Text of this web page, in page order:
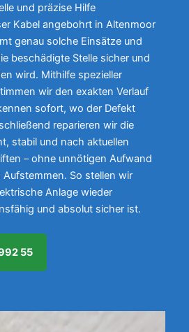
und präzise Hilfe
Kabel angebohrt in Altenmoor
genau solche Einsätze und
beschädigte Stelle sicher und
wird. Mithilfe spezieller
wir den exakten Verlauf
sofort, wo der Defekt
reparieren wir die
stabil und nach aktuellen
– ohne unnötigen Aufwand
So stellen wir
Anlage wieder
und absolut sicher ist.
55